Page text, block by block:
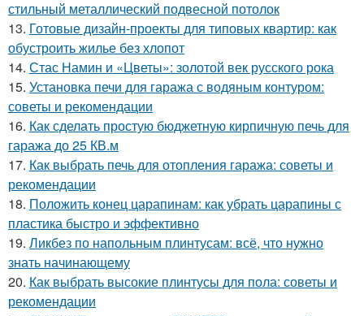
стильный металлический подвесной потолок
13. Готовые дизайн-проекты для типовых квартир: как
обустроить жилье без хлопот
14. Стас Намин и «Цветы»: золотой век русского рока
15. Установка печи для гаража с водяным контуром:
советы и рекомендации
16. Как сделать простую бюджетную кирпичную печь для
гаража до 25 КВ.м
17. Как выбрать печь для отопления гаража: советы и
рекомендации
18. Положить конец царапинам: как убрать царапины с
пластика быстро и эффективно
19. Ликбез по напольным плинтусам: всё, что нужно
знать начинающему
20. Как выбрать высокие плинтусы для пола: советы и
рекомендации